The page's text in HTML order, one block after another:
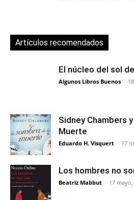
Artículos recomendados
El núcleo del sol
Algunos Libros Buenos -
Sidney Chambers
Muerte
Eduardo H. Visquert - 17
Los hombres no
Beatriz Mabbut - 17